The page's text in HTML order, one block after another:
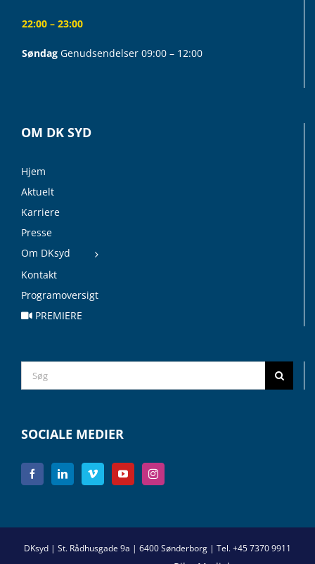
22:00 – 23:00
Søndag Genudsendelser 09:00 – 12:00
OM DK SYD
Hjem
Aktuelt
Karriere
Presse
Om DKsyd
Kontakt
Programoversigt
PREMIERE
Search
for:
SOCIALE MEDIER
DKsyd | St. Rådhusgade 9a | 6400 Sønderborg | Tel. +45 7370 9911